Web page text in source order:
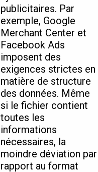
publicitaires. Par
exemple, Google
Merchant Center et
Facebook Ads
imposent des
exigences strictes en
matière de structure
des données. Même
si le fichier contient
toutes les
informations
nécessaires, la
moindre déviation par
rapport au format